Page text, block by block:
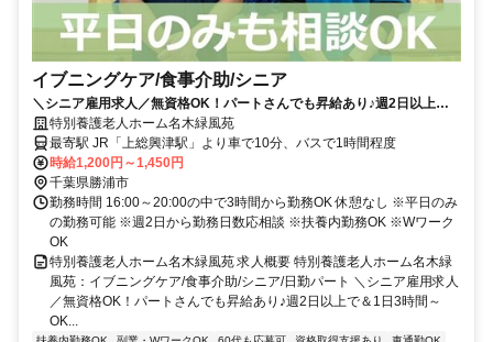
イブニングケア/食事介助/シニア
＼シニア雇用求人／無資格OK！パートさんでも昇給あり♪週2日以上で
＆1日3時間～OKなお仕事◎【勝浦市、上総興津駅、特養、イブニング
ケア/食事介助（シニア）、日勤パート】
特別養護老人ホーム名木緑風苑
最寄駅 JR「上総興津駅」より車で10分、バスで1時間程度
時給1,200円～1,450円
千葉県勝浦市
勤務時間 16:00～20:00の中で3時間から勤務OK 休憩なし ※平日のみ
の勤務可能 ※週2日から勤務日数応相談 ※扶養内勤務OK ※Wワーク
OK
特別養護老人ホーム名木緑風苑 求人概要 特別養護老人ホーム名木緑
風苑：イブニングケア/食事介助/シニア/日勤パート ＼シニア雇用求人
／無資格OK！パートさんでも昇給あり♪週2日以上で＆1日3時間～
OK...